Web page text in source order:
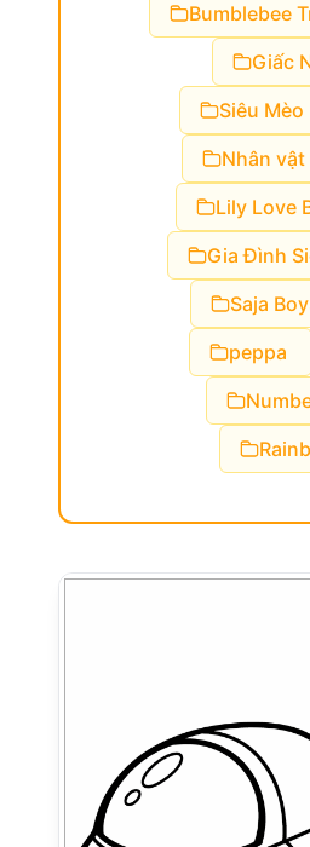
Bumblebee
Giấc
Siêu Mèo
Nhân
Lily Love
Gia Đình
Saja
peppa